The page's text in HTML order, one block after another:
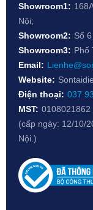
Showroom1:
Nội;
Showroom2: Số
Showroom3: Phố
Email:
Website:
Điện thoại: 037
MST: 0108021862
(cấp ngày: 12/10/
Nội.)